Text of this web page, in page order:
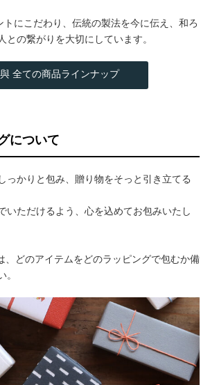
にこだわり、伝統の製法を今に伝え、和ろ
との繋がりを大切にしています。
全ての商品ラインナップ
について
っかりと包み、贈り物をそっと引き立てる
いただけるよう、心を込めてお包みいたし
どのアイテムをどのラッピングで包むか備
。